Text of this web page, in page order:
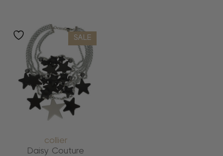
SALE
collier
Daisy Couture